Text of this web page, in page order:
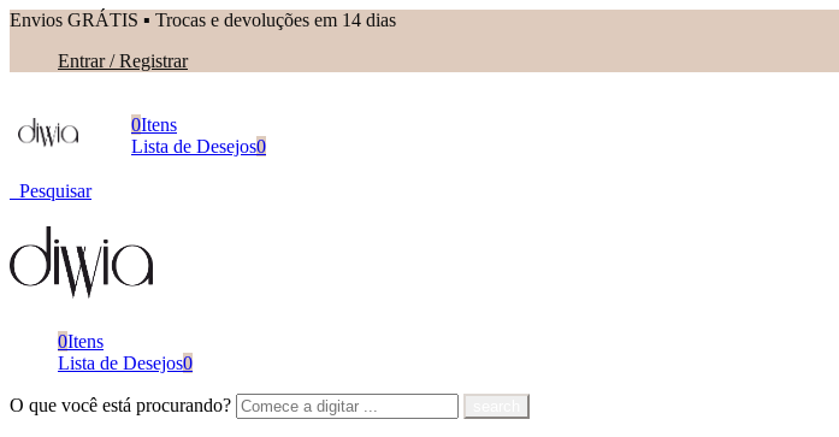
Envios GRÁTIS ▪︎ Trocas e devoluções em 14 dias
Entrar / Registrar
0Itens
Lista de Desejos0
Pesquisar
0Itens
Lista de Desejos0
O que você está procurando?